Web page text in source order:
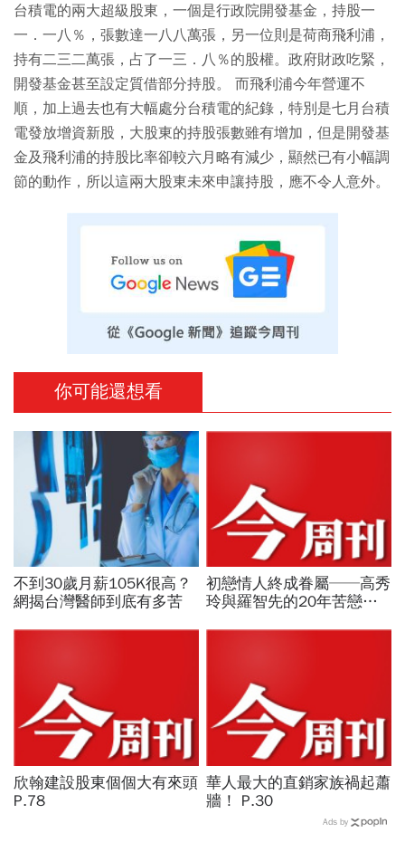
台積電的兩大超級股東，一個是行政院開發基金，持股一
一．一八％，張數達一八八萬張，另一位則是荷商飛利浦，
持有二三二萬張，占了一三．八％的股權。政府財政吃緊，
開發基金甚至設定質借部分持股。 而飛利浦今年營運不
順，加上過去也有大幅處分台積電的紀錄，特別是七月台積
電發放增資新股，大股東的持股張數雖有增加，但是開發基
金及飛利浦的持股比率卻較六月略有減少，顯然已有小幅調
節的動作，所以這兩大股東未來申讓持股，應不令人意外。
你可能還想看
不到30歲月薪105K很高？
網揭台灣醫師到底有多苦
初戀情人終成眷屬──高秀
玲與羅智先的20年苦戀
欣翰建設股東個個大有來頭
P.78
華人最大的直銷家族禍起蕭
牆！ P.30
Ads by